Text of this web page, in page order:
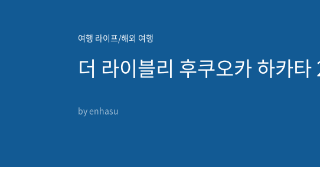
여행 라이프/해외 여행
더 라이블리 후쿠오카 하카
by enhasu